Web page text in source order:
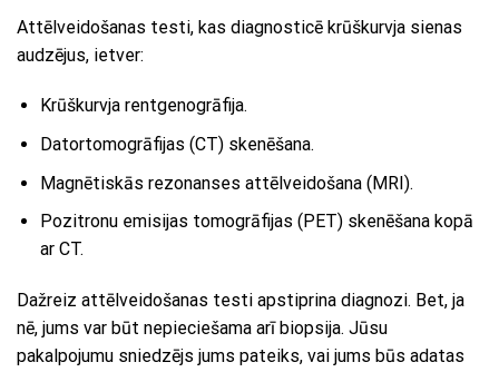
Attēlveidošanas testi, kas diagnosticē krūškurvja sienas
audzējus, ietver:
Krūškurvja rentgenogrāfija.
Datortomogrāfijas (CT) skenēšana.
Magnētiskās rezonanses attēlveidošana (MRI).
Pozitronu emisijas tomogrāfijas (PET) skenēšana kopā
ar CT.
Dažreiz attēlveidošanas testi apstiprina diagnozi. Bet, ja
nē, jums var būt nepieciešama arī biopsija. Jūsu
pakalpojumu sniedzējs jums pateiks, vai jums būs adatas